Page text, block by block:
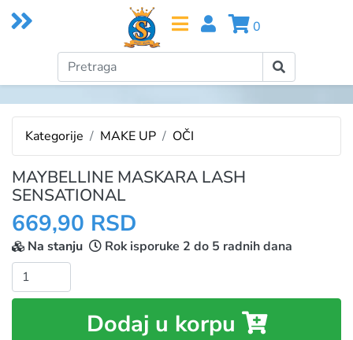
0
Kategorije MAKE UP OČI
MAYBELLINE MASKARA LASH
SENSATIONAL
669,90 RSD
Na stanju
Rok isporuke 2 do 5 radnih dana
Dodaj u korpu